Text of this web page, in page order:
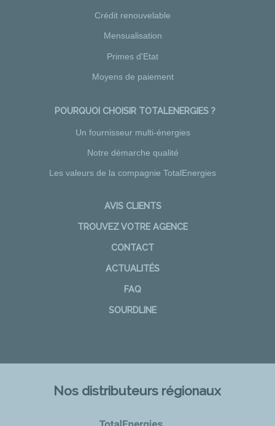
Crédit renouvelable
Mensualisation
Primes d'Etat
Moyens de paiement
POURQUOI CHOISIR TOTALENERGIES ?
Un fournisseur multi-énergies
Notre démarche qualité
Les valeurs de la compagnie TotalEnergies
AVIS CLIENTS
TROUVEZ VOTRE AGENCE
CONTACT
ACTUALITÉS
FAQ
SOURDLINE
Nos distributeurs régionaux